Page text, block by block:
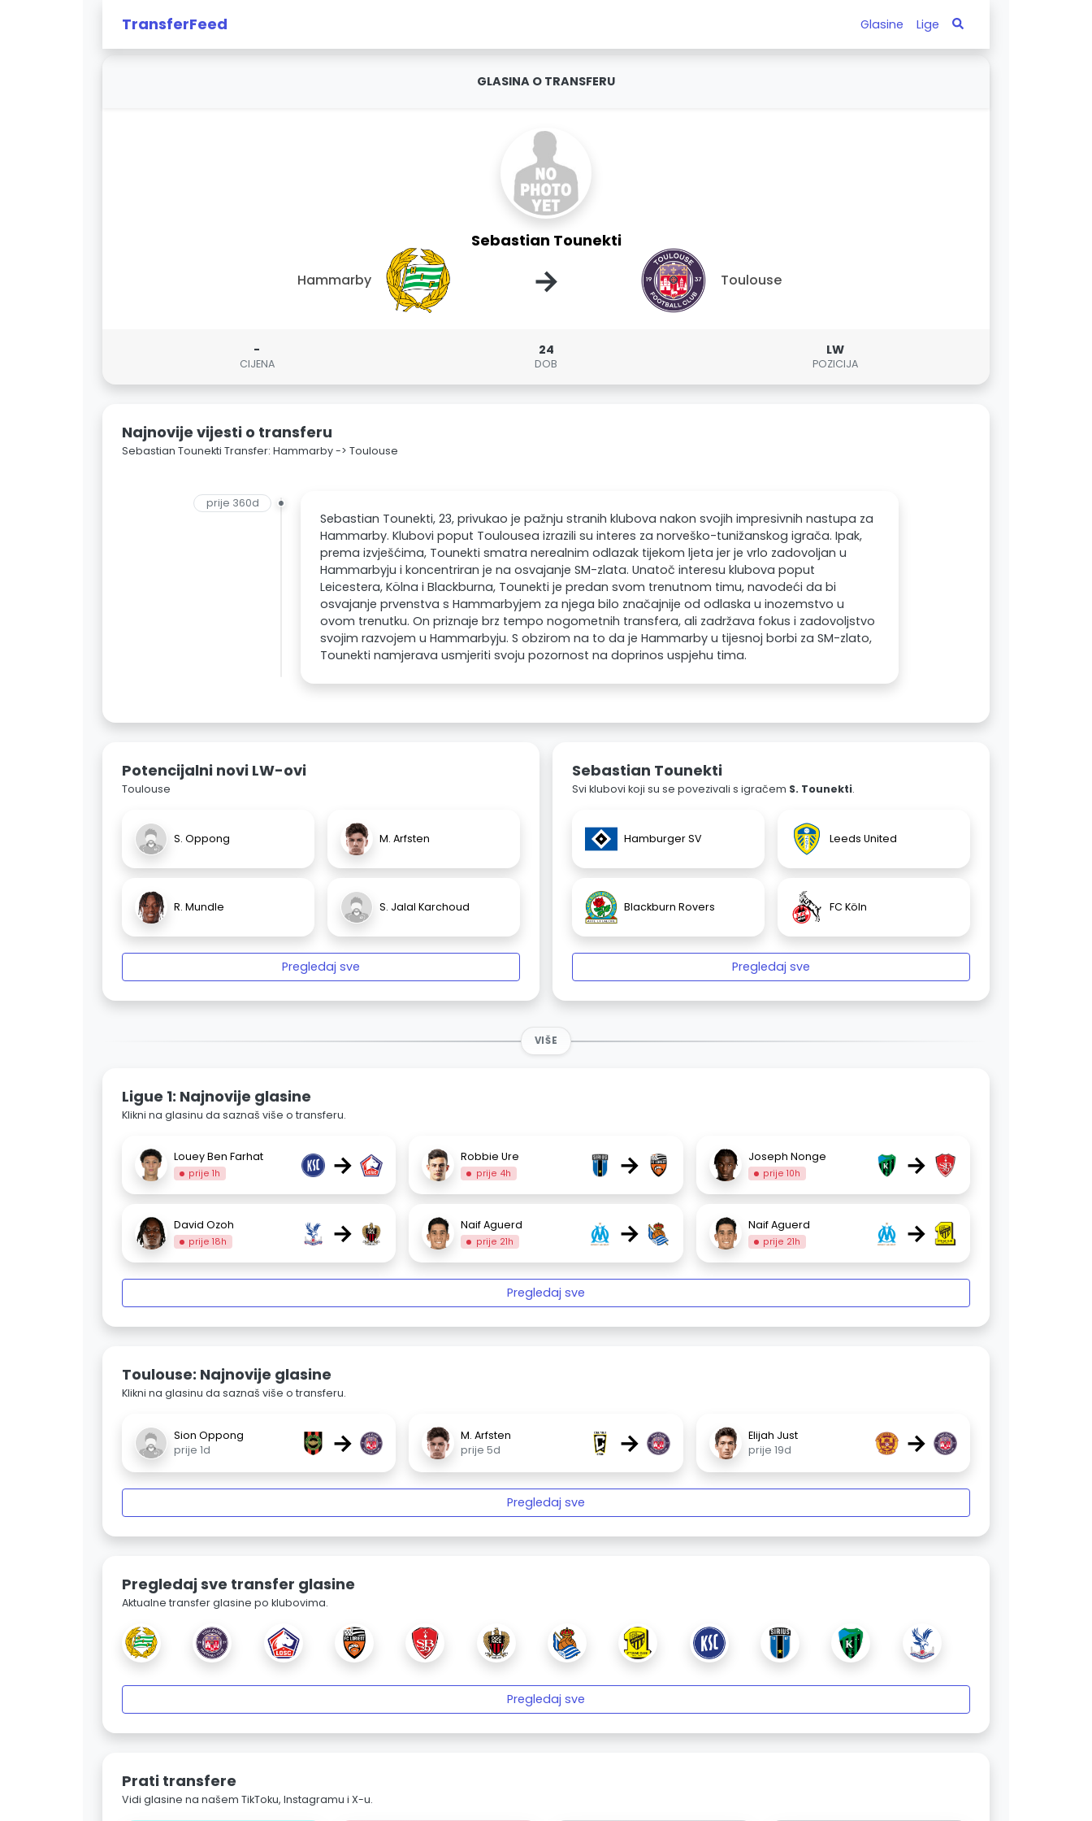
TransferFeed Glasine Lige
GLASINA O TRANSFERU
Sebastian Tounekti
Hammarby → Toulouse
-
CIJENA
24
DOB
LW
POZICIJA
Najnovije vijesti o transferu
Sebastian Tounekti Transfer: Hammarby -> Toulouse
prije 360d
Sebastian Tounekti, 23, privukao je pažnju stranih klubova nakon svojih impresivnih nastupa za
Hammarby. Klubovi poput Toulousea izrazili su interes za norveško-tunižanskog igrača. Ipak,
prema izvješćima, Tounekti smatra nerealnim odlazak tijekom ljeta jer je vrlo zadovoljan u
Hammarbyju i koncentriran je na osvajanje SM-zlata. Unatoč interesu klubova poput
Leicestera, Kölna i Blackburna, Tounekti je predan svom trenutnom timu, navodeći da bi
osvajanje prvenstva s Hammarbyjem za njega bilo značajnije od odlaska u inozemstvo u
ovom trenutku. On priznaje brz tempo nogometnih transfera, ali zadržava fokus i zadovoljstvo
svojim razvojem u Hammarbyju. S obzirom na to da je Hammarby u tijesnoj borbi za SM-zlato,
Tounekti namjerava usmjeriti svoju pozornost na doprinos uspjehu tima.
Potencijalni novi LW-ovi
Toulouse
S. Oppong M. Arfsten
R. Mundle S. Jalal Karchoud
Pregledaj sve
Sebastian Tounekti
Svi klubovi koji su se povezivali s igračem S. Tounekti.
Hamburger SV Leeds United
Blackburn Rovers FC Köln
Pregledaj sve
VIŠE
Ligue 1: Najnovije glasine
Klikni na glasinu da saznaš više o transferu.
Louey Ben Farhat
prije 1h → Robbie Ure
prije 4h → Joseph Nonge
prije 10h →
David Ozoh
prije 18h → Naif Aguerd
prije 21h → Naif Aguerd
prije 21h →
Pregledaj sve
Toulouse: Najnovije glasine
Klikni na glasinu da saznaš više o transferu.
Sion Oppong
prije 1d
→
M. Arfsten
prije 5d
→
Elijah Just
prije 19d
→
Pregledaj sve
Pregledaj sve transfer glasine
Aktualne transfer glasine po klubovima.
Pregledaj sve
Prati transfere
Vidi glasine na našem TikToku, Instagramu i X-u.